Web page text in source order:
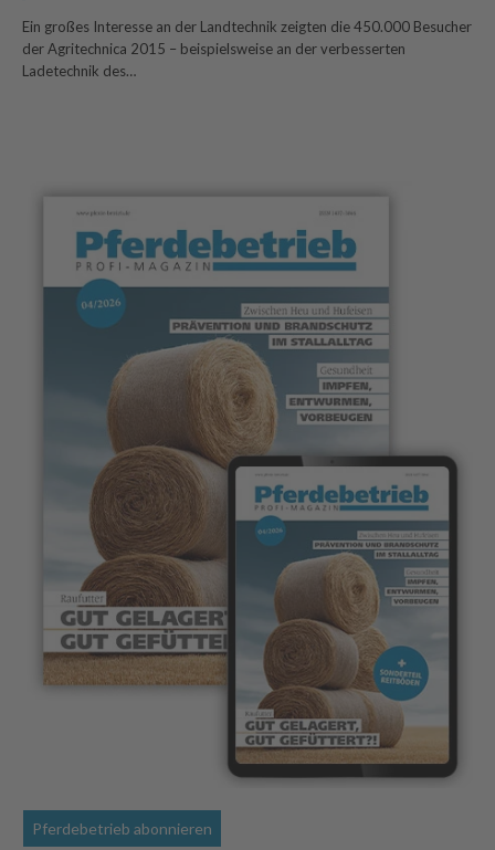
Ein großes Interesse an der Landtechnik zeigten die 450.000 Besucher
der Agritechnica 2015 – beispielsweise an der verbesserten
Ladetechnik des…
Pferdebetrieb abonnieren